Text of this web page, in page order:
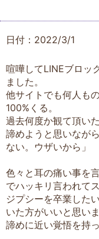
日付：2022/3/1
喧嘩してLINEブロッ
ました。
他サイトでも何人も
100%くる。
過去何度か観て頂い
諦めようと思いなが
ない。ウザいから」
色々と耳の痛い事を
でハッキリ言われて
ジプシーを卒業した
いた方がいいと思いま
諦めに近い覚悟を持